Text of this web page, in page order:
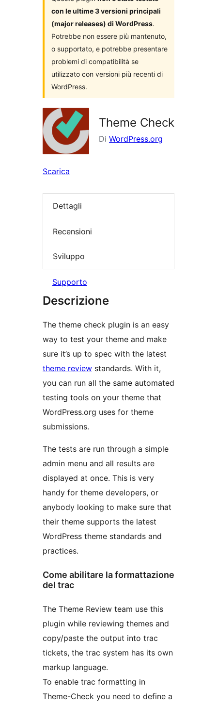
con le ultime 3 versioni principali
(major releases) di WordPress.
Potrebbe non essere più mantenuto,
o supportato, e potrebbe presentare
problemi di compatibilità se
utilizzato con versioni più recenti di
WordPress.
Theme Check
Di WordPress.org
Scarica
Dettagli
Recensioni
Sviluppo
Supporto
Descrizione
The theme check plugin is an easy
way to test your theme and make
sure it’s up to spec with the latest
theme review standards. With it,
you can run all the same automated
testing tools on your theme that
WordPress.org uses for theme
submissions.
The tests are run through a simple
admin menu and all results are
displayed at once. This is very
handy for theme developers, or
anybody looking to make sure that
their theme supports the latest
WordPress theme standards and
practices.
Come abilitare la formattazione
del trac
The Theme Review team use this
plugin while reviewing themes and
copy/paste the output into trac
tickets, the trac system has its own
markup language.
To enable trac formatting in
Theme-Check you need to define a